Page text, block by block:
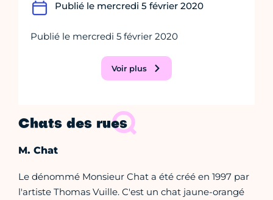
Publié le mercredi 5 février 2020
Publié le mercredi 5 février 2020
Voir plus
Chats des rues
M. Chat
Le dénommé Monsieur Chat a été créé en 1997 par
l'artiste Thomas Vuille. C'est un chat jaune-orangé